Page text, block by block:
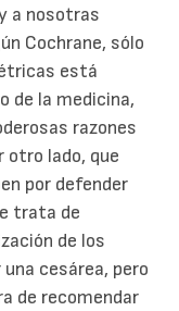
a nosotras
Cochrane, sólo
está
de la medicina,
razones
otro lado, que
por defender
trata de
de los
cesárea, pero
de recomendar